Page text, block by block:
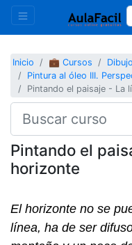
Inicio 💼 Cursos
Pintura al óleo III.
Pintando el paisaje - La
Pintando el
horizonte
El horizonte no se
línea, ha de ser